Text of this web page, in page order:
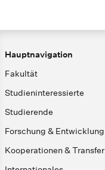
Hauptnavigation
Fakultät
Studieninteressierte
Studierende
Forschung & Entwicklung
Kooperationen & Transfer